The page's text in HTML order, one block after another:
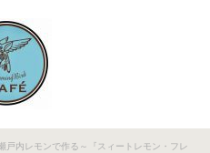
戸内レモンで作る～『スィートレモン・フレ